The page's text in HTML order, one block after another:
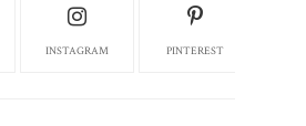
INSTAGRAM PINTEREST